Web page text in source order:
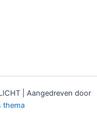
| Aangedreven door
thema